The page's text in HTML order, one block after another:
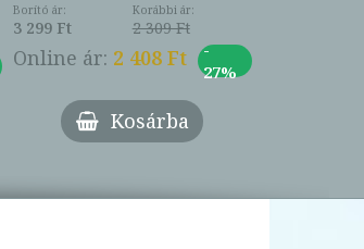
Borító ár:
3 299 Ft
Korábbi ár:
2 309 Ft
Online ár: 2 408 Ft
-
27%
Kosárba